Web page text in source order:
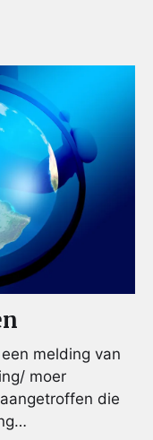
melding van
moer
die